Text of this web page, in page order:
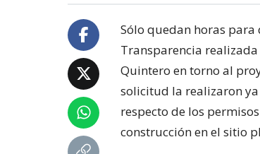
Sólo quedan horas para
Transparencia
Quintero en torno al
solicitud la realizaron
respecto de los
construcción en el sitio